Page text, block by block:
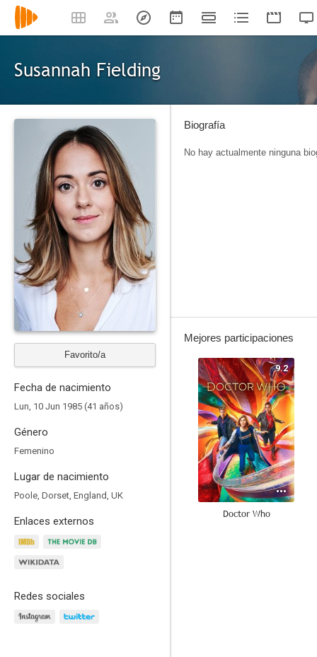
Susannah Fielding
Favorito/a
Fecha de nacimiento
Lun, 10 Jun 1985 (41 años)
Género
Femenino
Lugar de nacimiento
Poole, Dorset, England, UK
Enlaces externos
Redes sociales
Biografía
No hay actualmente ninguna
Mejores participaciones
9.2
Doctor Who